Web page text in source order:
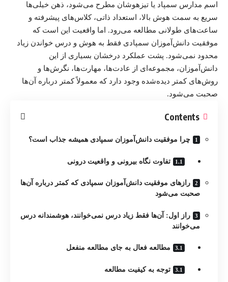
اسم مدارس سمپاد یا تیزهوشان مطرح می‌شود، ذهن خیلی‌ها
سریع به سمت هوش بالا، استعداد ذاتی، کلاس‌های پیشرفته و
ساعت‌های طولانی مطالعه می‌رود. اما واقعیت این است که
موفقیت دانش‌آموزان سمپادی فقط به هوش و درس خواندن زیاد
محدود نمی‌شود. پشت عملکرد درخشان بسیاری از این
دانش‌آموزان، مجموعه‌ای از عادت‌ها، مهارت‌ها، نگرش‌ها و
روش‌های کمتر دیده‌شده وجود دارد که معمولاً کمتر درباره آن‌ها
صحبت می‌شود.
Contents
چرا موفقیت دانش‌آموزان سمپادی همیشه جذاب است؟
تفاوت نگاه بیرونی و واقعیت درونی
رازهای موفقیت دانش‌آموزان سمپادی که کمتر درباره آن‌ها
صحبت می‌شود
راز اول: آن‌ها فقط زیاد درس نمی‌خوانند، هوشمندانه درس
می‌خوانند
مطالعه فعال به جای مطالعه منفعل
توجه به کیفیت مطالعه